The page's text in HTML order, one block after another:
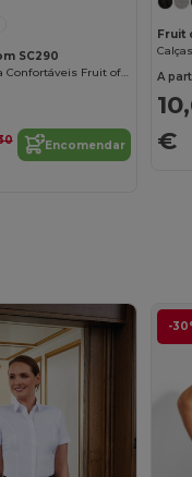
SC290
Calças de Corrida Confortáveis Fruit of the Loom
Encomendar
Fruit
A
€
-